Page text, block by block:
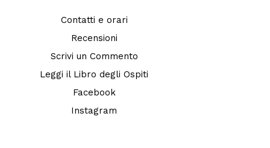
Contatti e orari
Recensioni
Scrivi un Commento
Leggi il Libro degli Ospiti
Facebook
Instagram